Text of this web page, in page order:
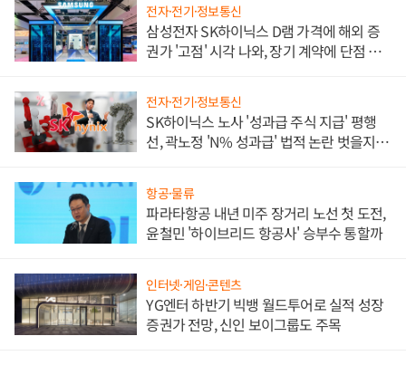
전자·전기·정보통신
삼성전자 SK하이닉스 D램 가격에 해외 증
권가 '고점' 시각 나와, 장기 계약에 단점 부
전자·전기·정보통신
SK하이닉스 노사 '성과급 주식 지급' 평행
선, 곽노정 'N% 성과급' 법적 논란 벗을지 주
항공·물류
파라타항공 내년 미주 장거리 노선 첫 도전,
윤철민 '하이브리드 항공사' 승부수 통할까
인터넷·게임·콘텐츠
YG엔터 하반기 빅뱅 월드투어로 실적 성장
증권가 전망, 신인 보이그룹도 주목